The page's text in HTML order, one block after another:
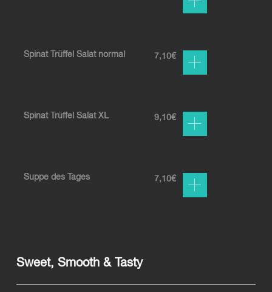
Spinat Trüffel Salat normal 7,10€
Spinat Trüffel Salat XL 9,10€
Suppe des Tages 7,10€
Sweet, Smooth & Tasty